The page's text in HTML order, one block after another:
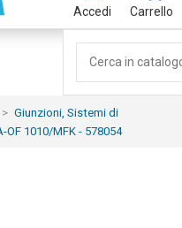
Accedi Carrello
Giunzioni, Sistemi di
1010/MFK - 578054